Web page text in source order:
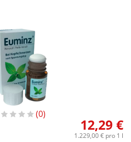
0
12,29 €
1.229,00 €pro 1 l